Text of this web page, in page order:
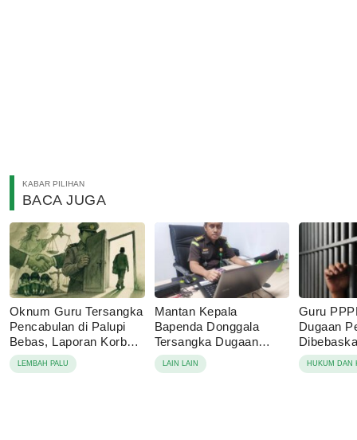
KABAR PILIHAN
BACA JUGA
Oknum Guru Tersangka
Pencabulan di Palupi
Bebas, Laporan Korban
Berujung Damai
LEMBAH PALU
Mantan Kepala
Bapenda Donggala
Tersangka Dugaan
Korupsi Pajak Tambang
LAIN LAIN
Guru
Dugaan
Sebut
Keluarga
HUKUM DAN